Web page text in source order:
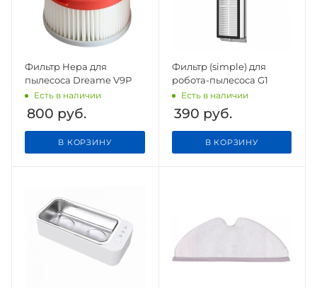
Фильтр Hepa для
пылесоса Dreame V9P
Есть в наличии
800 руб.
В КОРЗИНУ
Фильтр (simple) для
робота-пылесоса G1
Есть в наличии
390 руб.
В КОРЗИНУ